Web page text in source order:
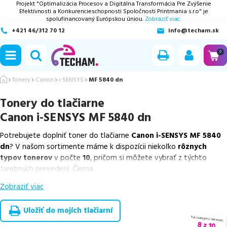
Projekt "Optimalizácia Procesov a Digitálna Transformácia Pre Zvýšenie
Efektívnosti a Konkurencieschopnosti Spoločnosti Printmania s.r.o" je
spolufinancovaný Európskou úniou. Zobraziť viac.
+421 46/312 70 12
info@techam.sk
0
Tonery Canon i-SENSYS MF 5840 dn
Tonery do tlačiarne
Canon i-SENSYS MF 5840 dn
Potrebujete doplniť toner do tlačiarne Canon i-SENSYS MF 5840
dn? V našom sortimente máme k dispozícii niekoľko rôznych
typov tonerovv počte 10, pričom si môžete vybrať z týchto
farebných prevedení: Čierna.
Z uvedeného množstva dostupných náplní
náplnev počte2ks, ako ajcenovo výhodnejšie alternatívy,
ktoré plne zachovávajú kvalitu tlače
overené náhrady v rôznych triedach
, medzi ktoré patríšpičková
Zobraziť viac
Uložiť do mojích tlačiarní